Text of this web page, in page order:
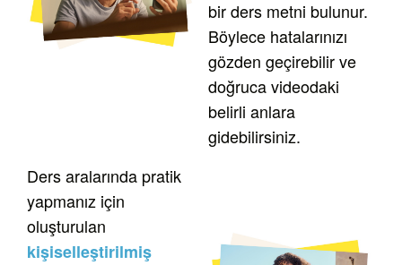
bir ders metni bulunur.
Böylece hatalarınızı
gözden geçirebilir ve
doğruca videodaki
belirli anlara
gidebilirsiniz.
Ders aralarında pratik
yapmanız için
oluşturulan
kişiselleştirilmiş